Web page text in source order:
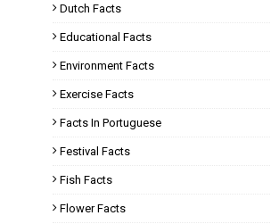
Dutch Facts
Educational Facts
Environment Facts
Exercise Facts
Facts In Portuguese
Festival Facts
Fish Facts
Flower Facts